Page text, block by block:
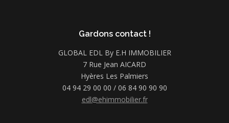
Gardons contact !
GLOBAL EDL By E.H IMMOBILIER
7 Rue Jean AICARD
Hyères Les Palmiers
04 94 29 00 00 / 06 84 90 90 90
edl@ehimmobilier.fr